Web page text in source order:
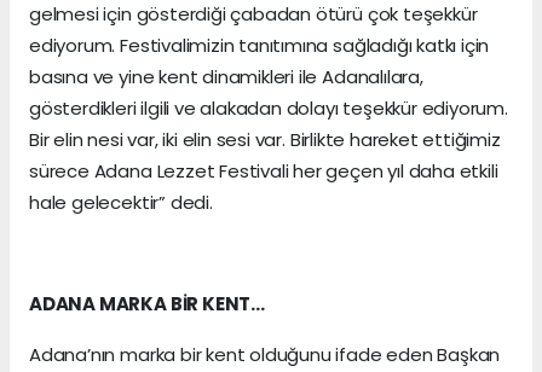
gelmesi için gösterdiği çabadan ötürü çok teşekkür
ediyorum. Festivalimizin tanıtımına sağladığı katkı için
basına ve yine kent dinamikleri ile Adanalılara,
gösterdikleri ilgili ve alakadan dolayı teşekkür ediyorum.
Bir elin nesi var, iki elin sesi var. Birlikte hareket ettiğimiz
sürece Adana Lezzet Festivali her geçen yıl daha etkili
hale gelecektir” dedi.
ADANA MARKA BİR KENT…
Adana’nın marka bir kent olduğunu ifade eden Başkan